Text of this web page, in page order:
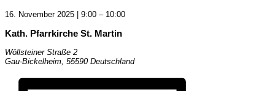
16. November 2025 | 9:00 – 10:00
Kath. Pfarrkirche St. Martin
Wöllsteiner Straße 2
Gau-Bickelheim, 55590 Deutschland